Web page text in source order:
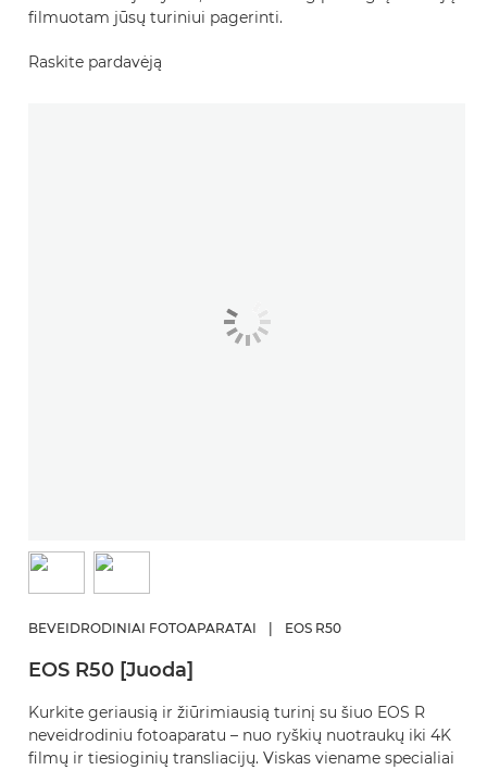
filmuotam jūsų turiniui pagerinti.
Raskite pardavėją
BEVEIDRODINIAI FOTOAPARATAI EOS R50
EOS R50 [Juoda]
Kurkite geriausią ir žiūrimiausią turinį su šiuo EOS R
neveidrodiniu fotoaparatu – nuo ryškių nuotraukų iki 4K
filmų ir tiesioginių transliacijų. Viskas viename specialiai